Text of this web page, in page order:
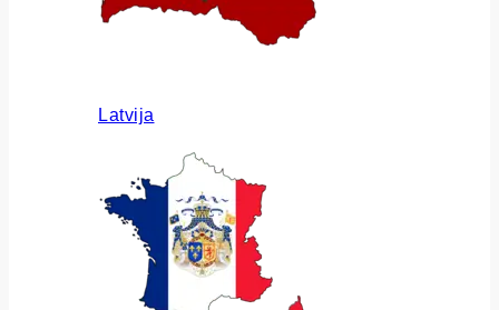
Latvija